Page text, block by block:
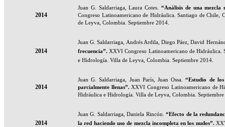
2014
Juan G. Saldarriaga, Laura Cotes.“Análisis de una mezcla
Congreso Latinoamericano de Hidráulica. Santiago de
de Leyva, Colombia. Septiembre 2014.
2014
Juan G. Saldarriaga, Andrés Ardila, Diego Páez, David
frecuencia”.XXVI Congreso Latinoamericano de Hidráulica.
e Hidrología. Villa de Leyva, Colombia. Septiembre 2014.
2014
Juan G. Saldarriaga, Juan París, Juan Ossa.“Estudio de
parcialmente llenas”.XXVI Congreso Latinoamericano de
Hidráulica e Hidrología. Villa de Leyva, Colombia.
2014
Juan G. Saldarriaga, Daniela Rincón.“Efecto de la
la red haciendo uso de mezcla incompleta en los nudos”.